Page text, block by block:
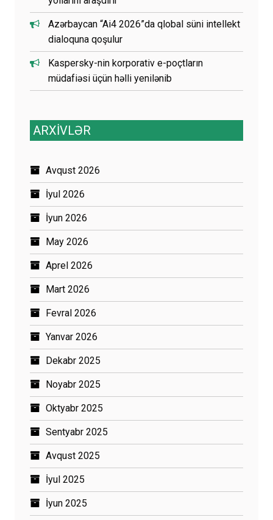
Azərbaycan “Ai4 2026”da qlobal süni intellekt
dialoquna qoşulur
Kaspersky-nin korporativ e-poçtların
müdafiəsi üçün həlli yenilənib
ARXİVLƏR
Avqust 2026
İyul 2026
İyun 2026
May 2026
Aprel 2026
Mart 2026
Fevral 2026
Yanvar 2026
Dekabr 2025
Noyabr 2025
Oktyabr 2025
Sentyabr 2025
Avqust 2025
İyul 2025
İyun 2025